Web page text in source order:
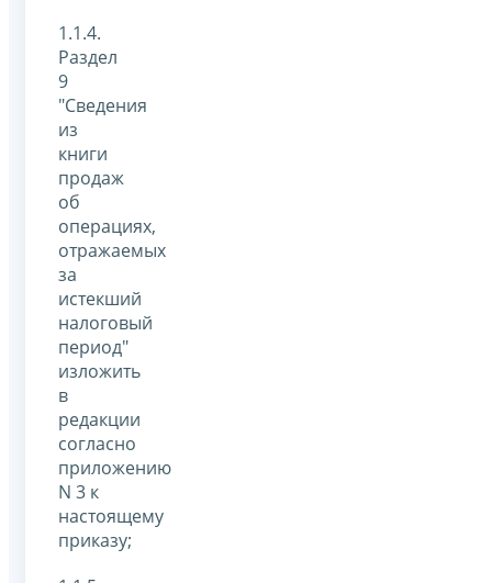
1.1.4.
Раздел
9
"Сведения
из
книги
продаж
об
операциях,
отражаемых
за
истекший
налоговый
период"
изложить
в
редакции
согласно
приложению
N 3 к
настоящему
приказу;